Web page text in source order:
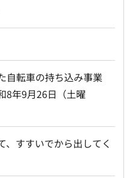
自転車の持ち込み事業
8年9月26日（土曜
、すすいでから出してく